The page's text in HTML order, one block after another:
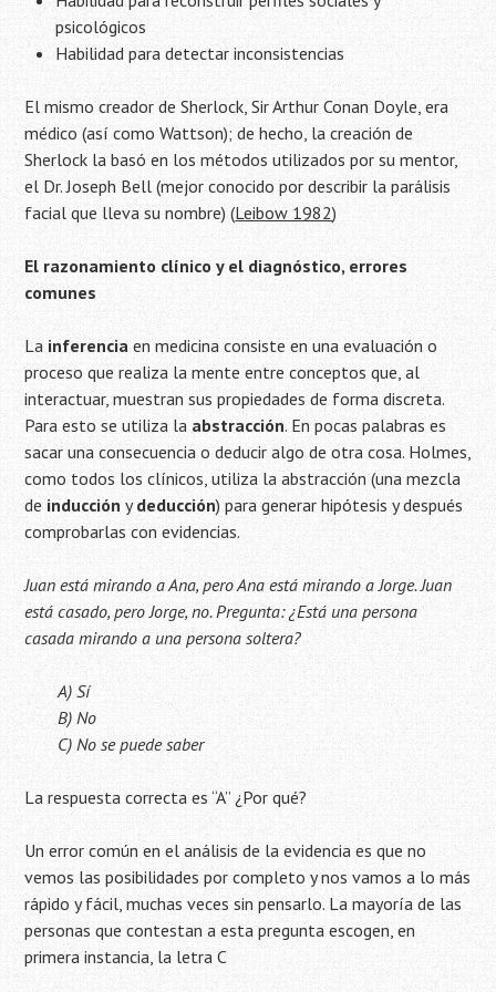
psicológicos
Habilidad para detectar inconsistencias
El mismo creador de Sherlock, Sir Arthur Conan Doyle, era
médico (así como Wattson); de hecho, la creación de
Sherlock la basó en los métodos utilizados por su mentor,
el Dr. Joseph Bell (mejor conocido por describir la parálisis
facial que lleva su nombre) (Leibow 1982)
El razonamiento clínico y el diagnóstico, errores
comunes
La inferencia en medicina consiste en una evaluación o
proceso que realiza la mente entre conceptos que, al
interactuar, muestran sus propiedades de forma discreta.
Para esto se utiliza la abstracción. En pocas palabras es
sacar una consecuencia o deducir algo de otra cosa. Holmes,
como todos los clínicos, utiliza la abstracción (una mezcla
de inducciónydeducción) para generar hipótesis y después
comprobarlas con evidencias.
Juan está mirando a Ana, pero Ana está mirando a Jorge. Juan
está casado, pero Jorge, no. Pregunta: ¿Está una persona
casada mirando a una persona soltera?
A) Sí
B) No
C) No se puede saber
La respuesta correcta es “A” ¿Por qué?
Un error común en el análisis de la evidencia es que no
vemos las posibilidades por completo y nos vamos a lo más
rápido y fácil, muchas veces sin pensarlo. La mayoría de las
personas que contestan a esta pregunta escogen, en
primera instancia, la letra C